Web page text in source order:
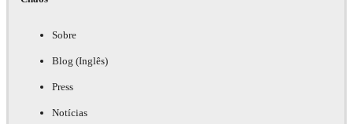
Sobre
Blog (Inglês)
Press
Notícias